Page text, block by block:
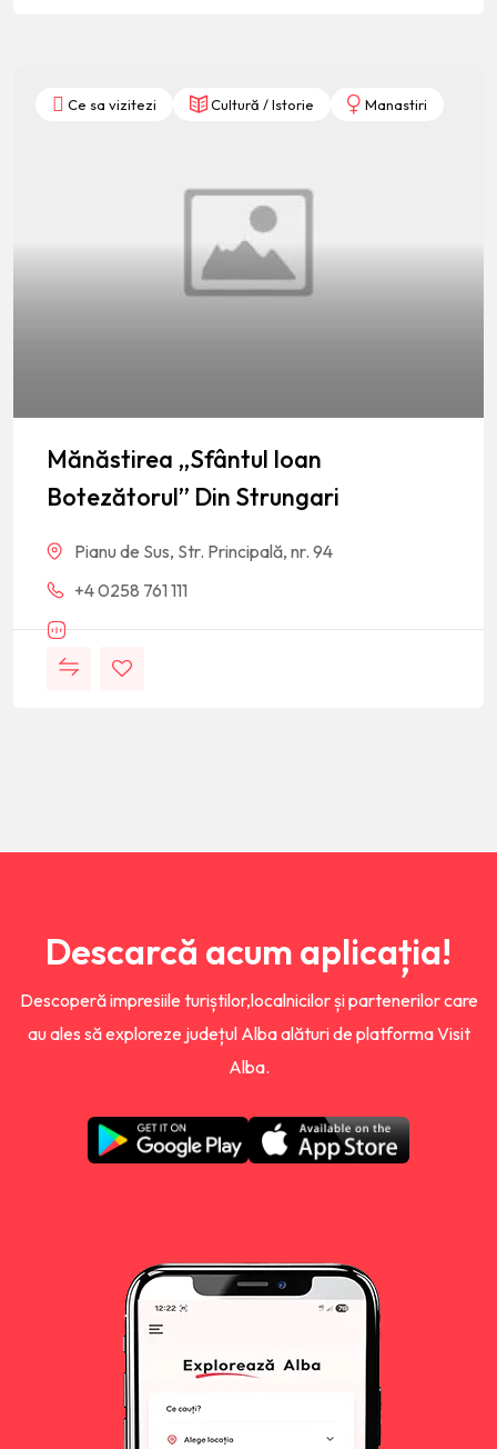
Ce sa vizitezi Cultură / Istorie Manastiri
Mănăstirea „Sfântul Ioan
Botezătorul” Din Strungari
Pianu de Sus, Str. Principală, nr. 94
+4 0258 761 111
Descarcă acum aplicația!
Descoperă impresiile turiștilor,localnicilor și partenerilor care
au ales să exploreze județul Alba alături de platforma Visit
Alba.